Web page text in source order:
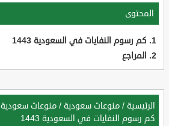
المحتوى
كم رسوم النفايات في السعودية 1443
المراجع
الرئيسية / منوعات سعودية / منوعات سعودية 4
كم رسوم النفايات في السعودية 1443